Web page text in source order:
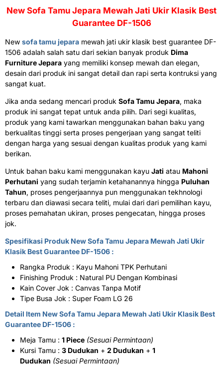
New Sofa Tamu Jepara Mewah Jati Ukir Klasik Best
Guarantee DF-1506
New sofa tamu jepara mewah jati ukir klasik best guarantee DF-
1506 adalah salah satu dari sekian banyak produk Dima
Furniture Jepara yang memiliki konsep mewah dan elegan,
desain dari produk ini sangat detail dan rapi serta kontruksi yang
sangat kuat.
Jika anda sedang mencari produk Sofa Tamu Jepara, maka
produk ini sangat tepat untuk anda pilih. Dari segi kualitas,
produk yang kami tawarkan menggunakan bahan baku yang
berkualitas tinggi serta proses pengerjaan yang sangat teliti
dengan harga yang sesuai dengan kualitas produk yang kami
berikan.
Untuk bahan baku kami menggunakan kayu Jati atau Mahoni
Perhutani yang sudah terjamin ketahanannya hingga Puluhan
Tahun, proses pengerjaannya pun menggunakan tekhnologi
terbaru dan diawasi secara teliti, mulai dari dari pemilihan kayu,
proses pemahatan ukiran, proses pengecatan, hingga proses
jok.
Spesifikasi Produk NewSofa Tamu Jepara Mewah Jati Ukir
Klasik Best Guarantee DF-1506 :
Rangka Produk : Kayu Mahoni TPK Perhutani
Finishing Produk : Natural PU Dengan Kombinasi
Kain Cover Jok : Canvas Tanpa Motif
Tipe Busa Jok : Super Foam LG 26
Detail Item New Sofa Tamu Jepara Mewah Jati Ukir Klasik Best
Guarantee DF-1506 :
Meja Tamu : 1 Piece (Sesuai Permintaan)
Kursi Tamu : 3 Dudukan + 2 Dudukan + 1
Dudukan (Sesuai Permintaan)